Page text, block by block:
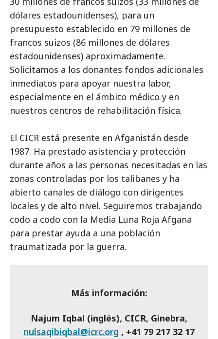
dólares estadounidenses), para un
presupuesto establecido en 79 millones de
francos suizos (86 millones de dólares
estadounidenses) aproximadamente.
Solicitamos a los donantes fondos adicionales
inmediatos para apoyar nuestra labor,
especialmente en el ámbito médico y en
nuestros centros de rehabilitación física.
El CICR está presente en Afganistán desde
1987. Ha prestado asistencia y protección
durante años a las personas necesitadas en las
zonas controladas por los talibanes y ha
abierto canales de diálogo con dirigentes
locales y de alto nivel. Seguiremos trabajando
codo a codo con la Media Luna Roja Afgana
para prestar ayuda a una población
traumatizada por la guerra.
Más información:
Najum Iqbal (inglés), CICR, Ginebra,
nulsaqibiqbal@icrc.org , +41 79 217 32 17